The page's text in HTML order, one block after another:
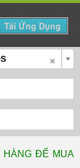
Đăng Tin
×
HÀNG ĐỂ MUA
Tải Ứng Dụng